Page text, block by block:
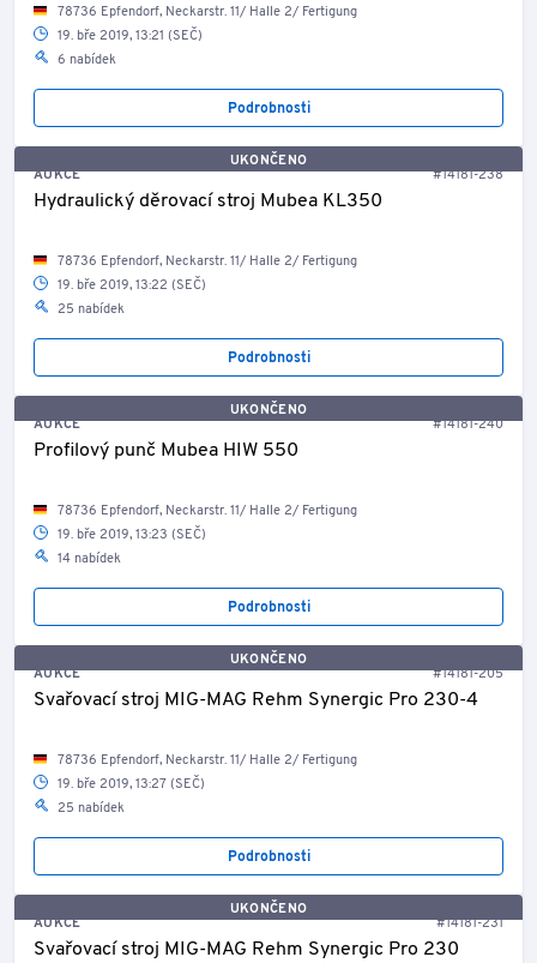
78736 Epfendorf, Neckarstr. 11/ Halle 2/ Fertigung
19. bře 2019, 13:21 (SEČ)
6 nabídek
Podrobnosti
UKONČENO
AUKCE
#14181-238
Hydraulický děrovací stroj Mubea KL350
78736 Epfendorf, Neckarstr. 11/ Halle 2/ Fertigung
19. bře 2019, 13:22 (SEČ)
25 nabídek
Podrobnosti
UKONČENO
AUKCE
#14181-240
Profilový punč Mubea HIW 550
78736 Epfendorf, Neckarstr. 11/ Halle 2/ Fertigung
19. bře 2019, 13:23 (SEČ)
14 nabídek
Podrobnosti
UKONČENO
AUKCE
#14181-205
Svařovací stroj MIG-MAG Rehm Synergic Pro 230-4
78736 Epfendorf, Neckarstr. 11/ Halle 2/ Fertigung
19. bře 2019, 13:27 (SEČ)
25 nabídek
Podrobnosti
UKONČENO
AUKCE
#14181-231
Svařovací stroj MIG-MAG Rehm Synergic Pro 230